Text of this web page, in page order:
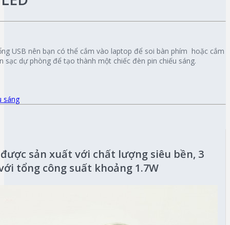
USB nên bạn có thể cắm vào laptop để soi bàn phím hoặc cắm
sạc dự phòng để tạo thành một chiếc đèn pin chiếu sáng.
sáng
sản xuất với chất lượng siêu bền, 3
tổng công suất khoảng 1.7W